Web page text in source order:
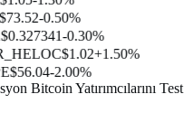
-0.50%
-0.30%
$1.02+1.50%
$56.04-2.00%
Bitcoin Yatırımcılarını Test